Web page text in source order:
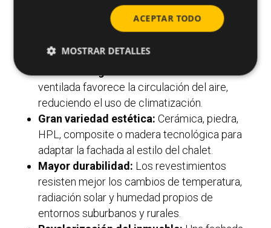
intervenciones en la estructura existente.
viviendas unifamiliares
ventilada favorece la circulación del aire,
reduciendo el uso de climatización.
Gran variedad estética: Cerámica, piedra,
HPL, composite o madera tecnológica para
adaptar la fachada al estilo del chalet.
Mayor durabilidad: Los revestimientos
resisten mejor los cambios de temperatura,
radiación solar y humedad propios de
entornos suburbanos y rurales.
ACEPTAR TODO
MOSTRAR DETALLES